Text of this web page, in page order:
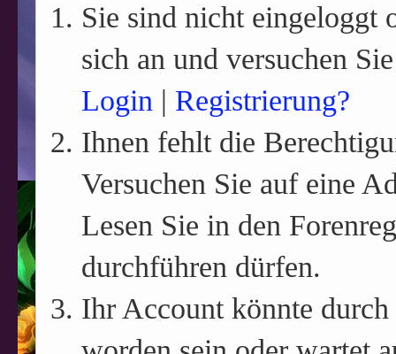
Sie sind nicht eingeloggt
sich an und versuchen
Login | Registrierung?
Ihnen fehlt die
Versuchen Sie auf eine
Lesen Sie in den
durchführen dürfen.
Ihr Account könnte